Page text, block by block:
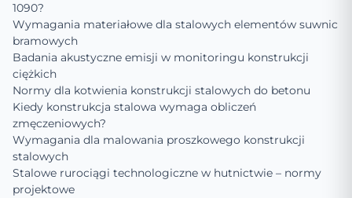
1090?
Wymagania materiałowe dla stalowych elementów suwnic
bramowych
Badania akustyczne emisji w monitoringu konstrukcji
ciężkich
Normy dla kotwienia konstrukcji stalowych do betonu
Kiedy konstrukcja stalowa wymaga obliczeń
zmęczeniowych?
Wymagania dla malowania proszkowego konstrukcji
stalowych
Stalowe rurociągi technologiczne w hutnictwie – normy
projektowe